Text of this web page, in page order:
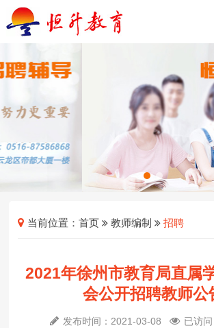
当前位置：首页 教师编制 招聘
2021年徐州市教育局直属
会公开招聘教师公
发布时间：2021-03-08 已访